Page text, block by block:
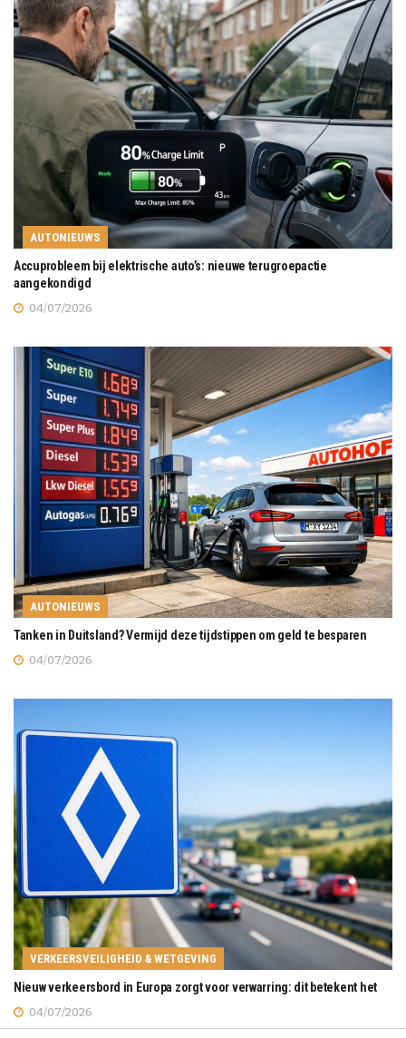
AUTONIEUWS
Accuprobleem bij elektrische auto’s: nieuwe terugroepactie
aangekondigd
04/07/2026
AUTONIEUWS
Tanken in Duitsland? Vermijd deze tijdstippen om geld te besparen
04/07/2026
VERKEERSVEILIGHEID & WETGEVING
Nieuw verkeersbord in Europa zorgt voor verwarring: dit betekent het
04/07/2026